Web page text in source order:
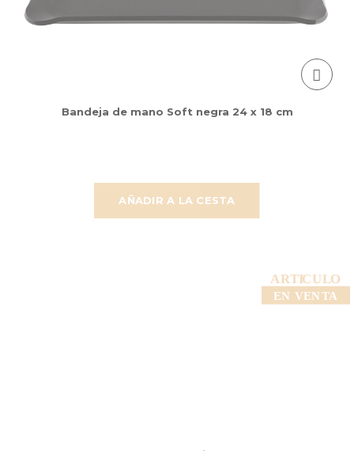
AÑADIR A LA CESTA
Bandeja de mano Soft negra 24 x 18 cm